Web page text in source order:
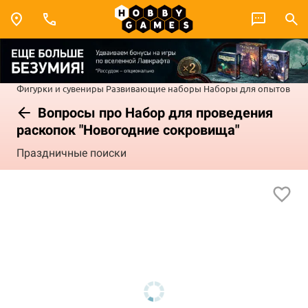
Фигурки и сувениры Развивающие наборы Наборы для опытов
Вопросы про Набор для проведения
раскопок "Новогодние сокровища"
Праздничные поиски